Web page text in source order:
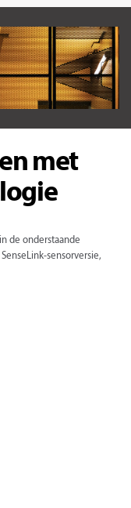
met
de onderstaande
sensorversie,